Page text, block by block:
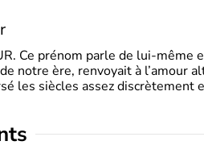
Ce prénom parle de lui-même
notre ère, renvoyait à l’amour
les siècles assez